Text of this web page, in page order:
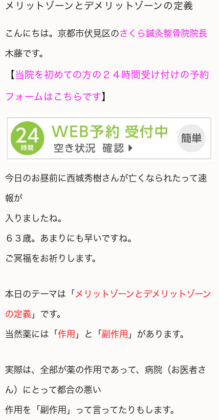
メリットゾーンとデメリットゾーンの定義
こんにちは。京都市伏見区のさくら鍼灸整骨院院長
木藤です。
【 当院を初めての方の２４時間受け付けの予約
フォームはこちらです 】
今日のお昼前に西城秀樹さんが亡くなられたって速
報が
入りましたね。
６３歳。あまりにも早いですね。
ご冥福をお祈りします。
本日のテーマは「 メリットゾーンとデメリットゾーン
の定義 」です。
当然薬には「 作用 」と「 副作用 」があります。
実際は、全部が薬の作用であって、病院（お医者さ
ん）にとって都合の悪い
作用を「副作用」って言ってたりもします。